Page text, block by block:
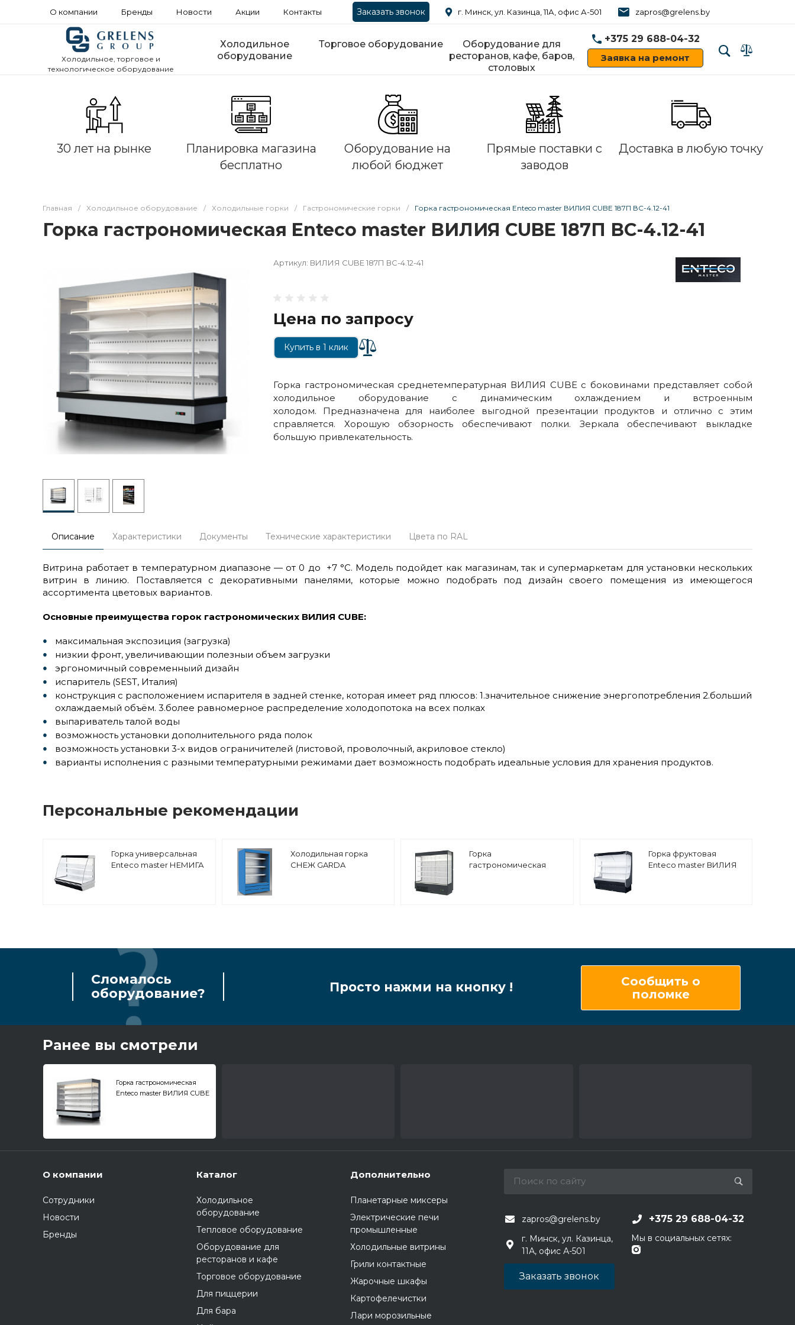
О компании Бренды Новости Акции Контакты Заказать звонок г. Минск, ул. Казинца, 11А, офис А-501 zapros@grelens.by
Холодильное, торговое и
технологическое оборудование
Холодильное
оборудование
Торговое оборудование
Оборудование для
ресторанов, кафе, баров,
столовых
+375 29 688-04-32
Заявка на ремонт
30 лет на рынке
Планировка магазина
бесплатно
Оборудование на
любой бюджет
Прямые поставки с
заводов
Доставка в любую точку
Главная / Холодильное оборудование / Холодильные горки / Гастрономические горки / Горка гастрономическая Enteco master ВИЛИЯ СUBE 187П ВC-4.12-41
Горка гастрономическая Enteco master ВИЛИЯ СUBE 187П ВC-4.12-41
Артикул: ВИЛИЯ СUBE 187П ВC-4.12-41
Цена по запросу
Купить в 1 клик
Горка гастрономическая среднетемпературная ВИЛИЯ СUBE с боковинами представляет собой
холодильное оборудование с динамическим охлаждением и встроенным
холодом. Предназначена для наиболее выгодной презентации продуктов и отлично с этим
справляется. Хорошую обзорность обеспечивают полки. Зеркала обеспечивают выкладке
большую привлекательность.
Описание Характеристики Документы Технические характеристики Цвета по RAL
Витрина работает в температурном диапазоне — от 0 до +7 °С. Модель подойдет как магазинам, так и супермаркетам для установки нескольких
витрин в линию. Поставляется с декоративными панелями, которые можно подобрать под дизайн своего помещения из имеющегося
ассортимента цветовых вариантов.
Основные преимущества горок гастрономических ВИЛИЯ СUBE:
максимальная экспозиция (загрузка)
низкии фронт, увеличивающии полезныи объем загрузки
эргономичный современныий дизайн
испаритель (SEST, Италия)
конструкция с расположением испарителя в задней стенке, которая имеет ряд плюсов: 1.значительное снижение энергопотребления 2.больший
охлаждаемый объём. 3.более равномерное распределение холодопотока на всех полках
выпариватель талой воды
возможность установки дополнительного ряда полок
возможность установки 3-х видов ограничителей (листовой, проволочный, акриловое стекло)
варианты исполнения с разными температурными режимами дает возможность подобрать идеальные условия для хранения продуктов.
Персональные рекомендации
Горка универсальная
Enteco master НЕМИГА
Холодильная горка
СНЕЖ GARDA
Горка
гастрономическая
Горка фруктовая
Enteco master ВИЛИЯ
Сломалось
оборудование?
Просто нажми на кнопку !
Сообщить о
поломке
Ранее вы смотрели
Горка гастрономическая
Enteco master ВИЛИЯ СUBE
О компании
Сотрудники
Новости
Бренды
Каталог
Холодильное
оборудование
Тепловое оборудование
Оборудование для
ресторанов и кафе
Торговое оборудование
Для пиццерии
Для бара
Дополнительно
Планетарные миксеры
Электрические печи
промышленные
Холодильные витрины
Грили контактные
Жарочные шкафы
Картофелечистки
Лари морозильные
zapros@grelens.by +375 29 688-04-32
г. Минск, ул. Казинца,
11А, офис А-501
Мы в социальных сетях:
Заказать звонок